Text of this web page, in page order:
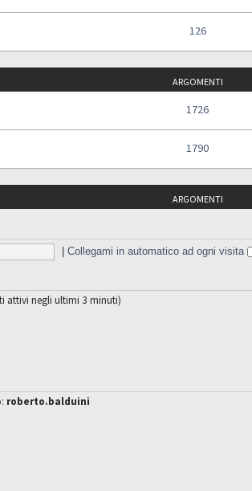
126
ARGOMENTI
1726
1790
ARGOMENTI
|Collegami in automatico ad ogni visita
attivi negli ultimi 3 minuti)
roberto.balduini